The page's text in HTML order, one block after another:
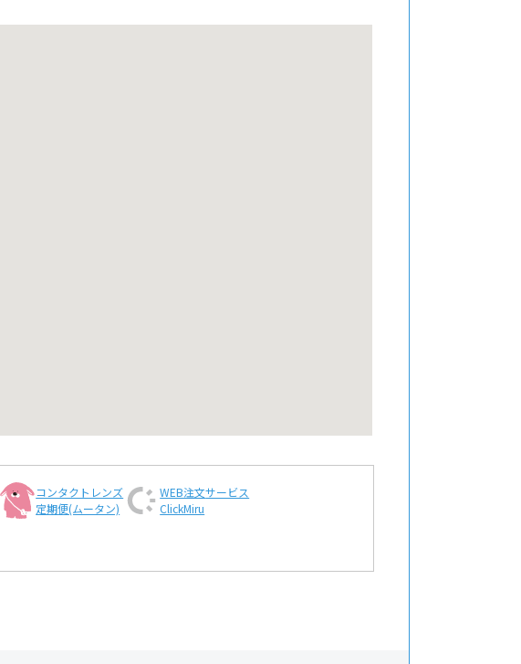
コンタクトレンズ
定期便(ムータン)
WEB注文サービス
ClickMiru